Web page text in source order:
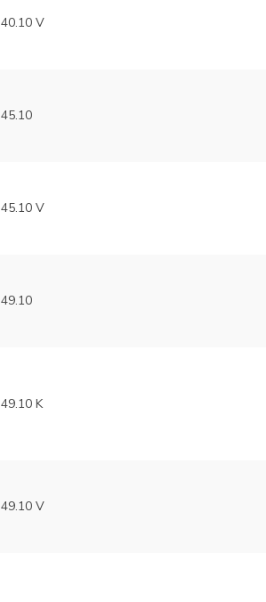
40.10 V
45.10
45.10 V
49.10
49.10 K
49.10 V